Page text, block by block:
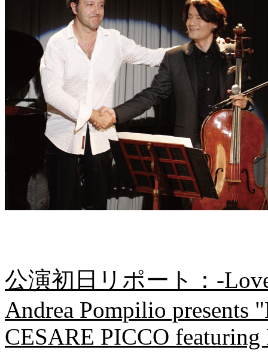
公演初日リポート：-
Andrea Pompilio presents
CESARE PICCO